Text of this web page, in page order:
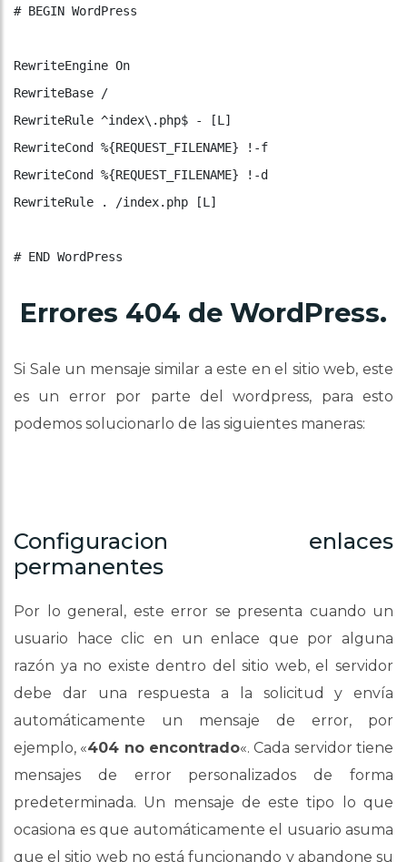
# BEGIN WordPress
RewriteEngine On
RewriteBase /
RewriteRule ^index\.php$ - [L]
RewriteCond %{REQUEST_FILENAME} !-f
RewriteCond %{REQUEST_FILENAME} !-d
RewriteRule . /index.php [L]
Errores 404 de WordPress.
Si Sale un mensaje similar a este en el sitio web, este
es un error por parte del wordpress, para esto
podemos solucionarlo de las siguientes maneras:
Configuracion enlaces
permanentes
Por lo general, este error se presenta cuando un
usuario hace clic en un enlace que por alguna
razón ya no existe dentro del sitio web, el servidor
debe dar una respuesta a la solicitud y envía
automáticamente un mensaje de error, por
ejemplo, «404 no encontrado«. Cada servidor tiene
mensajes de error personalizados de forma
predeterminada. Un mensaje de este tipo lo que
ocasiona es que automáticamente el usuario asuma
que el sitio web no está funcionando y abandone su